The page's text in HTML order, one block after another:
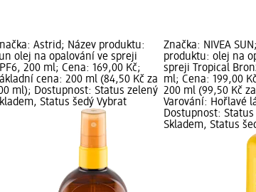
Astrid; Název produktu:
olej na opalování ve spreji
200 ml; Cena: 169,00 Kč;
cena: 200 ml (84,50 Kč za
ml); Dostupnost: Status zelený
Status šedý Vybrat
Značka: NIVEA
produktu: olej na
spreji Tropical
ml; Cena: 199,00
200 ml (99,50 Kč
Varování: Hořlavé
Dostupnost: Status
Skladem, Status